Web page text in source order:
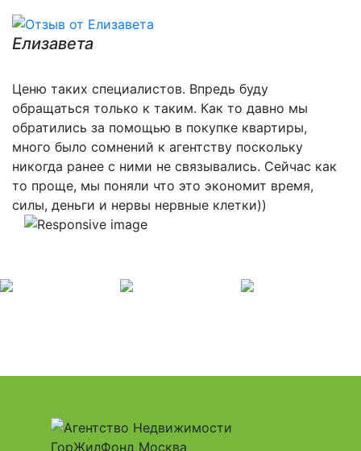
Елизавета
Ценю таких специалистов. Впредь буду
обращаться только к таким. Как то давно мы
обратились за помощью в покупке квартиры,
много было сомнений к агентству поскольку
никогда ранее с ними не связывались. Сейчас как
то проще, мы поняли что это экономит время,
силы, деньги и нервы нервные клетки))